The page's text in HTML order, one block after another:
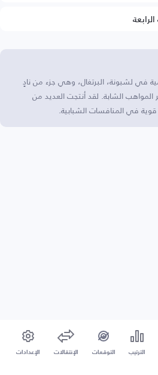
في لشبونة، البرتغال، وهي جزء من نادٍ
الشابة. لقد أنتجت العديد من
في المنافسات الشبابية.
الترتيب التوقعات الإنتقالات الإعدادات